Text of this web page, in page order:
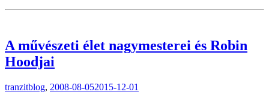
A művészeti élet nagymesterei és Robin
Hoodjai
tranzitblog, 2008-08-052015-12-01